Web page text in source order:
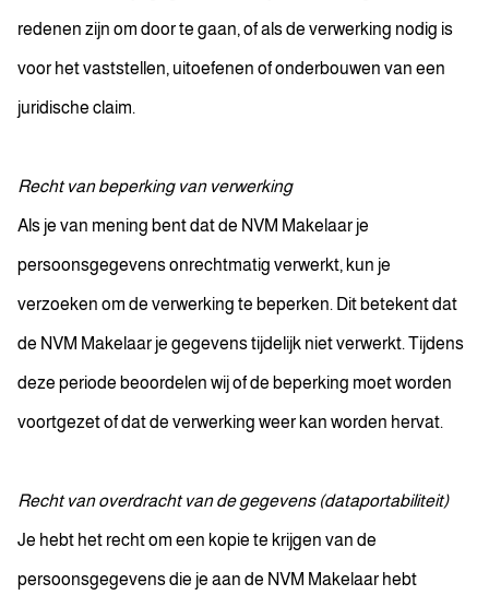
redenen zijn om door te gaan, of als de verwerking nodig is
voor het vaststellen, uitoefenen of onderbouwen van een
juridische claim.
Recht van beperking van verwerking
Als je van mening bent dat de NVM Makelaar je
persoonsgegevens onrechtmatig verwerkt, kun je
verzoeken om de verwerking te beperken. Dit betekent dat
de NVM Makelaar je gegevens tijdelijk niet verwerkt. Tijdens
deze periode beoordelen wij of de beperking moet worden
voortgezet of dat de verwerking weer kan worden hervat.
Recht van overdracht van de gegevens (dataportabiliteit)
Je hebt het recht om een kopie te krijgen van de
persoonsgegevens die je aan de NVM Makelaar hebt